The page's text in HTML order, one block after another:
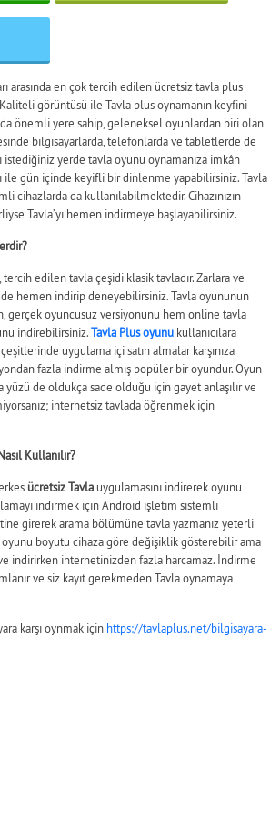
arasında en çok tercih edilen ücretsiz tavla plus
görüntüsü ile Tavla plus oynamanın keyfini
önemli yere sahip, geleneksel oyunlardan biri olan
bilgisayarlarda, telefonlarda ve tabletlerde de
istediğiniz yerde tavla oyunu oynamanıza imkân
ile gün içinde keyifli bir dinlenme yapabilirsiniz. Tavla
cihazlarda da kullanılabilmektedir. Cihazınızın
Tavla’yı hemen indirmeye başlayabilirsiniz.
tercih edilen tavla çeşidi klasik tavladır. Zarlara ve
de hemen indirip deneyebilirsiniz. Tavla oyununun
gerçek oyuncusuz versiyonunu hem online tavla
indirebilirsiniz.Tavla Plus oyunu kullanıcılara
uygulama içi satın almalar karşınıza
fazla indirme almış popüler bir oyundur. Oyun
yüzü de oldukça sade olduğu için gayet anlaşılır ve
internetsiz tavlada öğrenmek için
Kullanılır?
ücretsiz Tavla uygulamasını indirerek oyunu
indirmek için Android işletim sistemli
girerek arama bölümüne tavla yazmanız yeterli
oyunu boyutu cihaza göre değişiklik gösterebilir ama
indirirken internetinizden fazla harcamaz. İndirme
ve siz kayıt gerekmeden Tavla oynamaya
karşı oynmak için https://tavlaplus.net/bilgisayara-